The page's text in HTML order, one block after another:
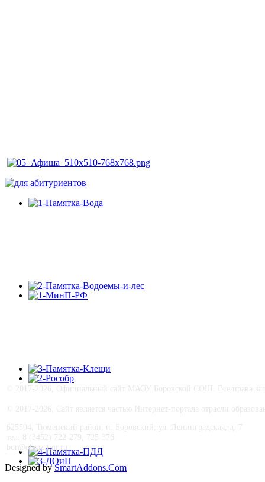
bor@obraz-tmr.ru
Designed bySmartAddons.Com